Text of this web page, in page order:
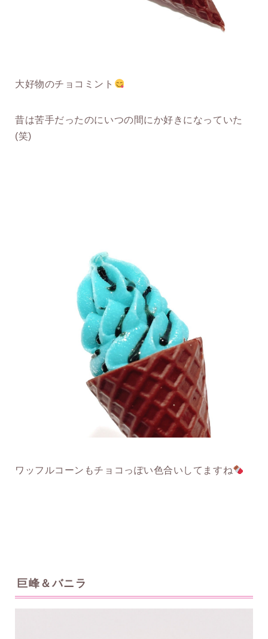
大好物のチョコミント
昔は苦手だったのにいつの間にか好きになっていた
(笑)
ワッフルコーンもチョコっぽい色合いしてますね
巨峰＆バニラ